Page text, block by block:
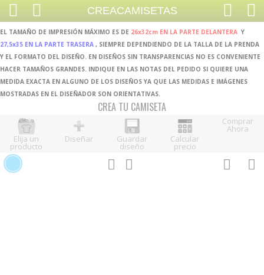
CREACAMISETAS
EL TAMAÑO DE IMPRESIÓN MÁXIMO ES DE 26x32cm EN LA PARTE DELANTERA Y
27,5x35 EN LA PARTE TRASERA , SIEMPRE DEPENDIENDO DE LA TALLA DE LA PRENDA
Y EL FORMATO DEL DISEÑO. EN DISEÑOS SIN TRANSPARENCIAS NO ES CONVENIENTE
HACER TAMAÑOS GRANDES. INDIQUE EN LAS NOTAS DEL PEDIDO SI QUIERE UNA
MEDIDA EXACTA EN ALGUNO DE LOS DISEÑOS YA QUE LAS MEDIDAS E IMÁGENES
MOSTRADAS EN EL DISEÑADOR SON ORIENTATIVAS.
CREA TU CAMISETA
Elija un
producto
Diseñar Guardar
diseño
Calcular
precio
Comprar
Ahora